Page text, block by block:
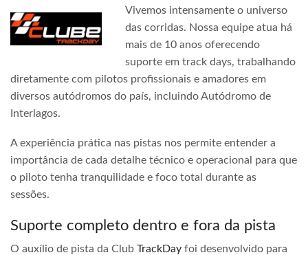
Vivemos intensamente o universo
das corridas. Nossa equipe atua há
mais de 10 anos oferecendo
suporte em track days, trabalhando
diretamente com pilotos profissionais e amadores em
diversos autódromos do país, incluindo Autódromo de
Interlagos.
A experiência prática nas pistas nos permite entender a
importância de cada detalhe técnico e operacional para que
o piloto tenha tranquilidade e foco total durante as
sessões.
Suporte completo dentro e fora da pista
O auxílio de pista da Club TrackDay foi desenvolvido para